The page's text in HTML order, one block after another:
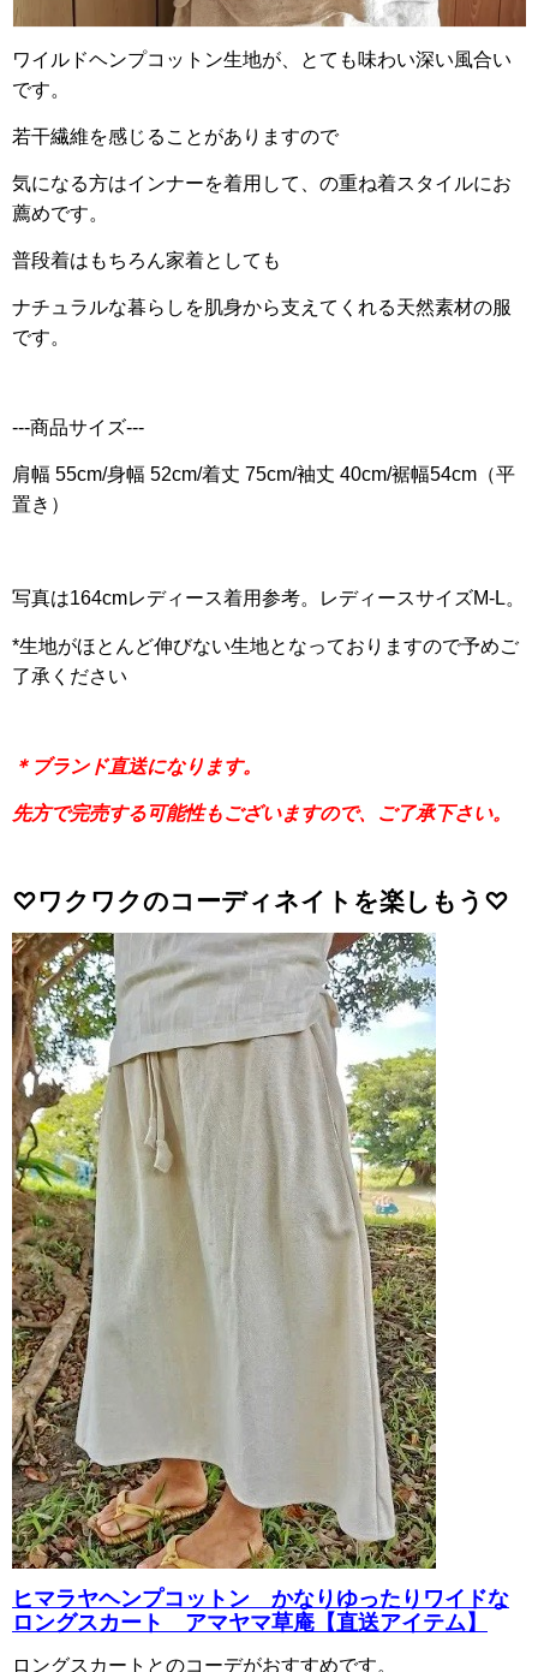
ワイルドヘンプコットン生地が、とても味わい深い風合い
です。
若干繊維を感じることがありますので
気になる方はインナーを着用して、の重ね着スタイルにお
薦めです。
普段着はもちろん家着としても
ナチュラルな暮らしを肌身から支えてくれる天然素材の服
です。
---商品サイズ---
肩幅 55cm/身幅 52cm/着丈 75cm/袖丈 40cm/裾幅54cm（平
置き）
写真は164cmレディース着用参考。レディースサイズM-L。
*生地がほとんど伸びない生地となっておりますので予めご
了承ください
＊ブランド直送になります。
先方で完売する可能性もございますので、ご了承下さい。
♡ワクワクのコーディネイトを楽しもう♡
ヒマラヤヘンプコットン かなりゆったりワイドな
ロングスカート アマヤマ草庵【直送アイテム】
ロングスカートとのコーデがおすすめです。